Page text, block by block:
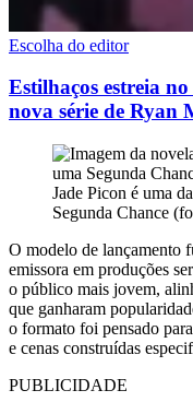
Escolha do editor
Estilhaços estreia
nova série de Ryan
Jade Picon é uma
Segunda Chance
O modelo de lançamento
emissora em produções
o público mais jovem,
que ganharam
o formato foi pensado
e cenas construídas
PUBLICIDADE